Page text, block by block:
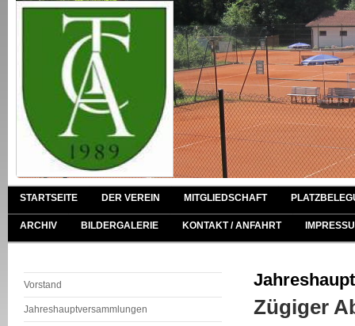
STARTSEITE DER VEREIN MITGLIEDSCHAFT
ARCHIV BILDERGALERIE KONTAKT / ANFAHRT
Vorstand
Jahreshauptversammlungen Zügiger